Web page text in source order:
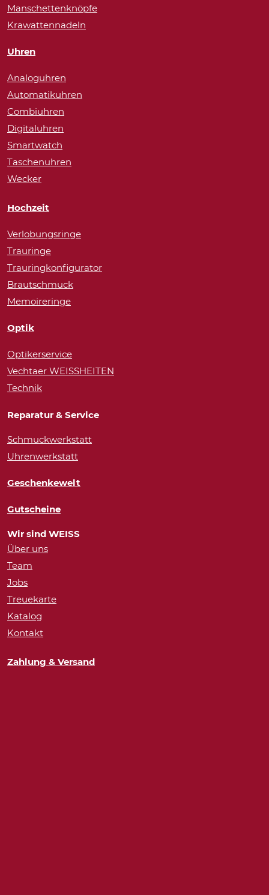
Manschettenknöpfe
Krawattennadeln
Uhren
Analoguhren
Automatikuhren
Combiuhren
Digitaluhren
Smartwatch
Taschenuhren
Wecker
Hochzeit
Verlobungsringe
Trauringe
Trauringkonfigurator
Brautschmuck
Memoireringe
Optik
Optikerservice
Vechtaer WEISSHEITEN
Technik
Reparatur & Service
Schmuckwerkstatt
Uhrenwerkstatt
Geschenkewelt
Gutscheine
Wir sind WEISS
Über uns
Team
Jobs
Treuekarte
Katalog
Kontakt
Zahlung & Versand